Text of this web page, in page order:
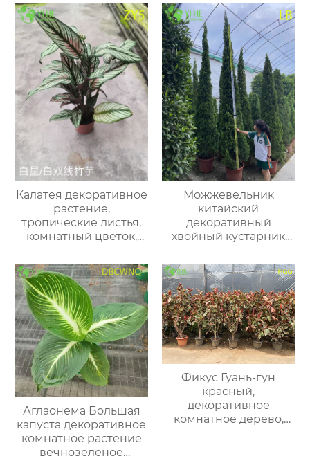
Калатея декоративное
растение,
тропические листья,
комнатный цветок,
интерьер и сад
Можжевельник
китайский
декоративный
хвойный кустарник
для сада и ландшафта
Аглаонема Большая
капуста декоративное
комнатное растение
вечнозеленое
Фикус Гуань-гун
красный,
декоративное
комнатное дерево,